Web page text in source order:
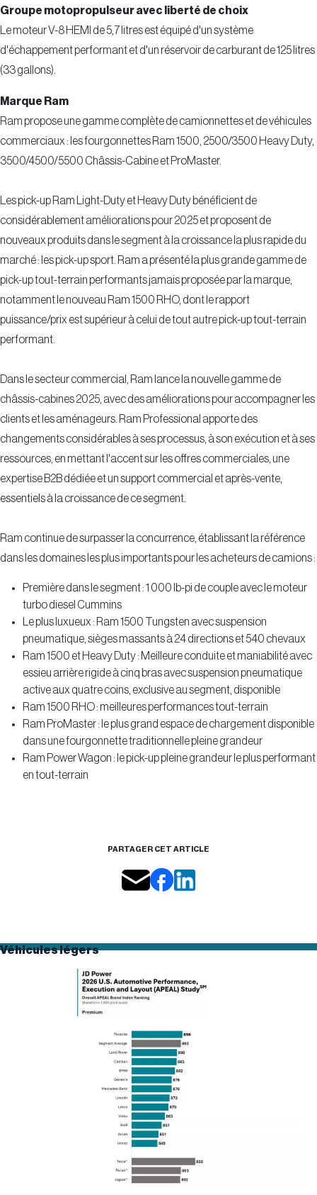
Groupe motopropulseur avec liberté de choix
Le moteur V-8 HEMI de 5,7 litres est équipé d'un système
d'échappement performant et d'un réservoir de carburant de 125 litres
(33 gallons).
Marque Ram
Ram propose une gamme complète de camionnettes et de véhicules
commerciaux : les fourgonnettes Ram 1500, 2500/3500 Heavy Duty,
3500/4500/5500 Châssis-Cabine et ProMaster.
Les pick-up Ram Light-Duty et Heavy Duty bénéficient de
considérablement améliorations pour 2025 et proposent de
nouveaux produits dans le segment à la croissance la plus rapide du
marché : les pick-up sport. Ram a présenté la plus grande gamme de
pick-up tout-terrain performants jamais proposée par la marque,
notamment le nouveau Ram 1500 RHO, dont le rapport
puissance/prix est supérieur à celui de tout autre pick-up tout-terrain
performant.
Dans le secteur commercial, Ram lance la nouvelle gamme de
châssis-cabines 2025, avec des améliorations pour accompagner les
clients et les aménageurs. Ram Professional apporte des
changements considérables à ses processus, à son exécution et à ses
ressources, en mettant l'accent sur les offres commerciales, une
expertise B2B dédiée et un support commercial et après-vente,
essentiels à la croissance de ce segment.
Ram continue de surpasser la concurrence, établissant la référence
dans les domaines les plus importants pour les acheteurs de camions :
Première dans le segment : 1 000 lb-pi de couple avec le moteur
turbo diesel Cummins
Le plus luxueux : Ram 1500 Tungsten avec suspension
pneumatique, sièges massants à 24 directions et 540 chevaux
Ram 1500 et Heavy Duty : Meilleure conduite et maniabilité avec
essieu arrière rigide à cinq bras avec suspension pneumatique
active aux quatre coins, exclusive au segment, disponible
Ram 1500 RHO : meilleures performances tout-terrain
Ram ProMaster : le plus grand espace de chargement disponible
dans une fourgonnette traditionnelle pleine grandeur
Ram Power Wagon : le pick-up pleine grandeur le plus performant
en tout-terrain
PARTAGER CET ARTICLE
Véhicules légers